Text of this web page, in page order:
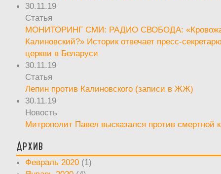
30.11.19
Статья
МОНИТОРИНГ СМИ: РАДИО СВОБОДА:
Калиновский?» Историк отвечает пресс-
церкви в Беларуси
30.11.19
Статья
Лепин против Калиновского (записи в ЖЖ)
30.11.19
Новость
Митрополит Павел высказался против смертной
Архив
Февраль 2020 (1)